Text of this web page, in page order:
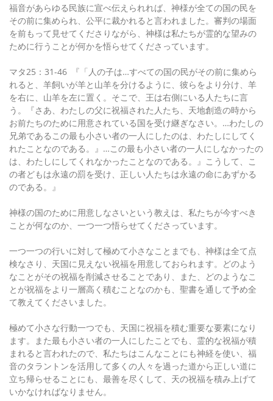
福音があらゆる民族に宣べ伝えられれば、神様が全ての国の民を
その前に集められ、公平に裁かれると言われました。審判の場面
を前もって見せてくださりながら、神様は私たちが霊的な望みの
ために行うことが何かを悟らせてくださっています。
マタ25：31-46 『「人の子は…すべての国の民がその前に集めら
れると、羊飼いが羊と山羊を分けるように、彼らをより分け、羊
を右に、山羊を左に置く。そこで、王は右側にいる人たちに言
う。『さあ、わたしの父に祝福された人たち、天地創造の時から
お前たちのために用意されている国を受け継ぎなさい。…わたしの
兄弟であるこの最も小さい者の一人にしたのは、わたしにしてく
れたことなのである。』…この最も小さい者の一人にしなかったの
は、わたしにしてくれなかったことなのである。』こうして、こ
の者どもは永遠の罰を受け、正しい人たちは永遠の命にあずかる
のである。』
神様の国のために用意しなさいという教えは、私たちが今すべき
ことが何なのか、一つ一つ悟らせてくださっています。
一つ一つの行いに対して極めて小さなことまでも、神様は全て点
検なさり、天国に見えない祝福を用意しておられます。どのよう
なことがその祝福を削減させることであり、また、どのようなこ
とが祝福をより一層高く積むことなのかも、聖書を通して予め全
て教えてくださいました。
極めて小さな行動一つでも、天国に祝福を積む重要な要素になり
ます。また最も小さい者の一人にしたことでも、霊的な祝福が積
まれると言われたので、私たちはこんなことにも神経を使い、福
音のタラントンを活用して多くの人々を過った道から正しい道に
立ち帰らせることにも、最善を尽くして、天の祝福を積み上げて
いかなければなりません。